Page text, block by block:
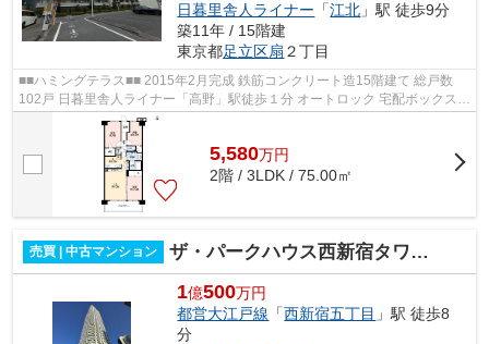
日暮里舎人ライナー 「江北 」駅 徒歩9分
築11年 / 15階建
東京都足立区扇 ２丁目
■■ハミングテラス■■ 2015年2月完成 鉄筋コンクリート造15階建て 総戸数
102戸 日暮里舎人ライナー「高野」駅徒歩１分 オートロック 宅配ボックス
ペット足洗い場 24時間ゴミ出し可能...
5,580万円
2階 / 3LDK / 75.00㎡
売買 | 中古マンション ザ・パークハウス西新宿タワー60
1億500万円
都営大江戸線 「西新宿五丁目 」駅 徒歩8
分